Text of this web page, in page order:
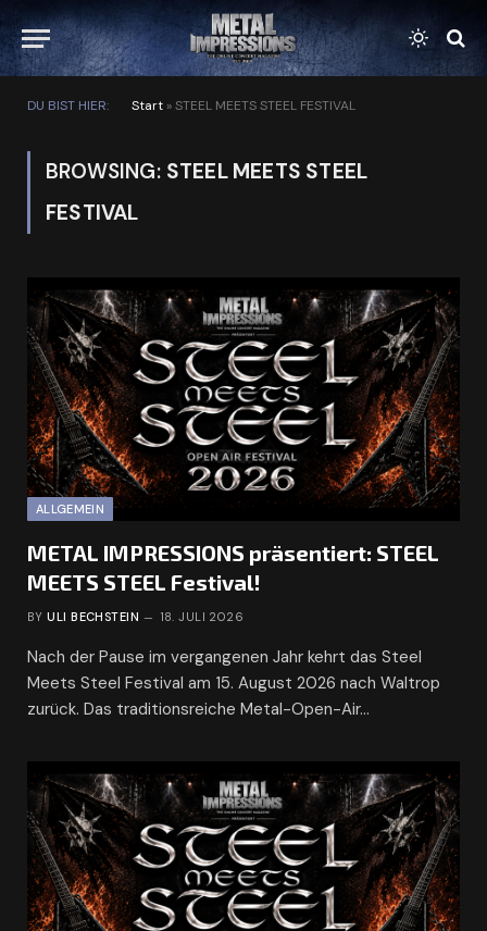
DU BIST HIER: Start »STEEL MEETS STEEL FESTIVAL
BROWSING: STEEL MEETS STEEL
FESTIVAL
ALLGEMEIN
METAL IMPRESSIONS präsentiert: STEEL
MEETS STEEL Festival!
BY ULI BECHSTEIN 18. JULI 2026
Nach der Pause im vergangenen Jahr kehrt das Steel
Meets Steel Festival am 15. August 2026 nach Waltrop
zurück. Das traditionsreiche Metal-Open-Air…